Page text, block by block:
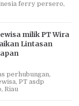
ferry persero
milik PT Wira
Lintasan
perhubungan
PT asdp
Riau